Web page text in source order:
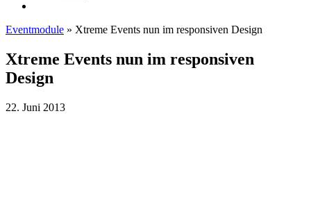
Eventmodule » Xtreme Events nun im responsiven Design
Xtreme Events nun im responsiven
Design
22. Juni 2013